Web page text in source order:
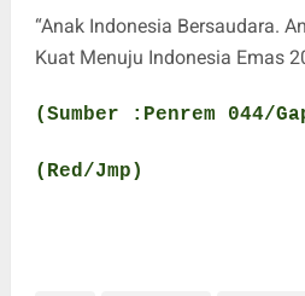
“Anak Indonesia Bersaudara.
Kuat Menuju Indonesia Emas
(Sumber :Penrem 044/
(Red/Jmp)